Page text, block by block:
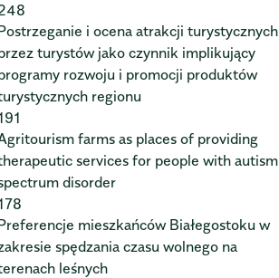
i ocena atrakcji turystycznych
turystów jako czynnik implikujący
rozwoju i promocji produktów
regionu
farms as places of providing
services for people with autism
disorder
mieszkańców Białegostoku w
spędzania czasu wolnego na
leśnych